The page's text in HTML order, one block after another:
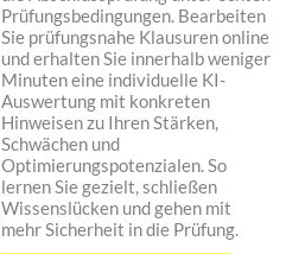
Prüfungsbedingungen. Bearbeiten
Sie prüfungsnahe Klausuren online
und erhalten Sie innerhalb weniger
Minuten eine individuelle KI-
Auswertung mit konkreten
Hinweisen zu Ihren Stärken,
Schwächen und
Optimierungspotenzialen. So
lernen Sie gezielt, schließen
Wissenslücken und gehen mit
mehr Sicherheit in die Prüfung.